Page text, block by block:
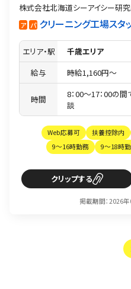
株式会社北海道シーアイシー研
ア パ クリーニング工場スタ
エリア・駅
千歳エリア
給与
時給1,160円〜
時間
8：00〜17：00の
談
Web応募可 扶養控除内
9～16時勤務
9～18時
クリップ
掲載期間：2026